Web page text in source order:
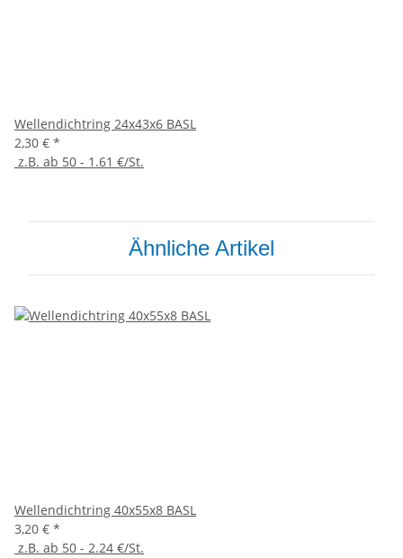
Wellendichtring 24x43x6 BASL
2,30 € *
z.B. ab 50 - 1.61 €/St.
Ähnliche Artikel
Wellendichtring 40x55x8 BASL
3,20 € *
z.B. ab 50 - 2.24 €/St.